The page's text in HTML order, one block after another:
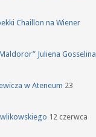
Chaillon na Wiener
Juliena Gosselina
w Ateneum 23
12 czerwca